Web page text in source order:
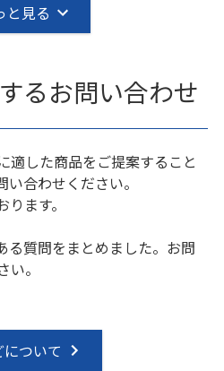
と見る
るお問い合わせ
適した商品をご提案すること
合わせください。
ます。
る質問をまとめました。お問
。
ついて